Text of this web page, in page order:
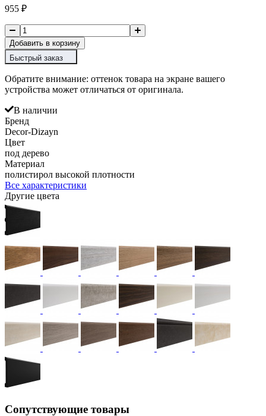
955 ₽
Добавить в корзину
Быстрый заказ
Обратите внимание: оттенок товара на экране вашего
устройства может отличаться от оригинала.
В наличии
Бренд
Decor-Dizayn
Цвет
под дерево
Материал
полистирол высокой плотности
Все характеристики
Другие цвета
Сопутствующие товары